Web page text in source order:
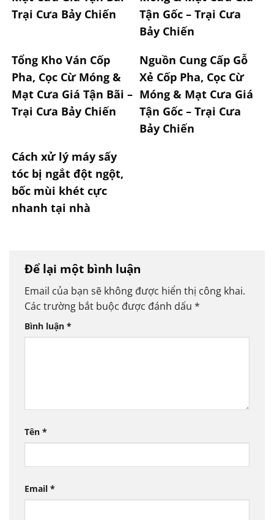
Trại Cưa Bảy Chiến
Tận Gốc – Trại Cưa
Bảy Chiến
Tổng Kho Ván Cốp
Pha, Cọc Cừ Móng &
Mạt Cưa Giá Tận Bãi –
Trại Cưa Bảy Chiến
Nguồn Cung Cấp Gỗ
Xẻ Cốp Pha, Cọc Cừ
Móng & Mạt Cưa Giá
Tận Gốc – Trại Cưa
Bảy Chiến
Cách xử lý máy sấy
tóc bị ngắt đột ngột,
bốc mùi khét cực
nhanh tại nhà
Để lại một bình luận
Email của bạn sẽ không được hiển thị công khai.
Các trường bắt buộc được đánh dấu *
Bình luận *
Tên *
Email *